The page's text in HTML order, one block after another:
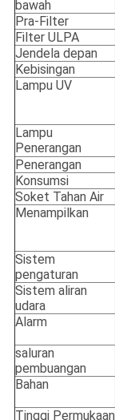
bawah
Pra-Filter
Filter ULPA
Jendela depan
Kebisingan
Lampu UV
Lampu
Penerangan
Penerangan
Konsumsi
Soket Tahan Air
Menampilkan
Sistem
pengaturan
Sistem aliran
udara
Alarm
saluran
pembuangan
Bahan
Tinggi Permukaan